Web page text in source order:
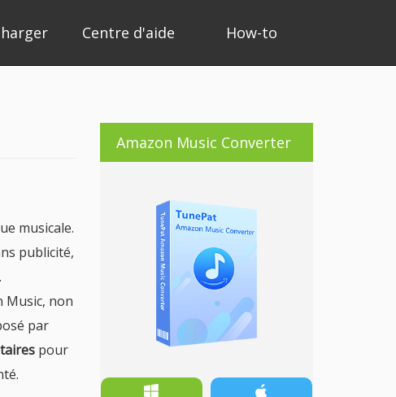
Centre d'aide How-to
musicale.
publicité,
Music, non
par
pour
Amazon Music Converter